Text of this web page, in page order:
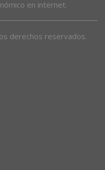
en internet.
derechos reservados.